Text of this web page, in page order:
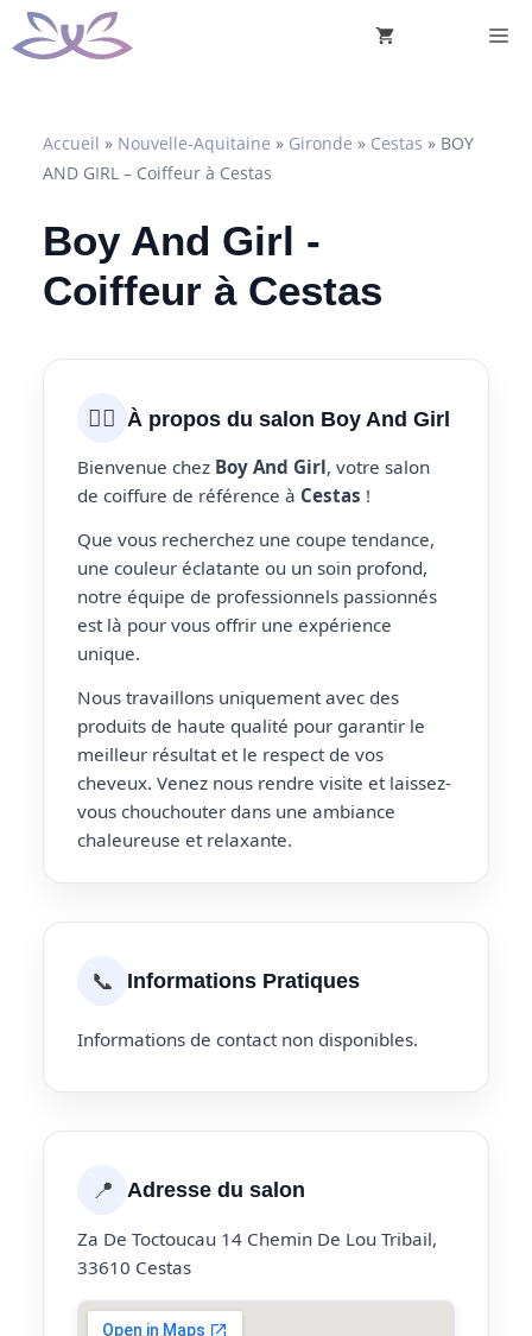
Aller
au
Accueil » Nouvelle-Aquitaine » Gironde » Cestas » BOY
AND GIRL – Coiffeur à Cestas
Boy And Girl -
Coiffeur à Cestas
💇‍♀️ À propos du salon Boy And Girl
Bienvenue chez Boy And Girl, votre salon
de coiffure de référence à Cestas !
Que vous recherchez une coupe tendance,
une couleur éclatante ou un soin profond,
notre équipe de professionnels passionnés
est là pour vous offrir une expérience
unique.
Nous travaillons uniquement avec des
produits de haute qualité pour garantir le
meilleur résultat et le respect de vos
cheveux. Venez nous rendre visite et laissez-
vous chouchouter dans une ambiance
chaleureuse et relaxante.
📞 Informations Pratiques
Informations de contact non disponibles.
📍 Adresse du salon
Za De Toctoucau 14 Chemin De Lou Tribail,
33610 Cestas